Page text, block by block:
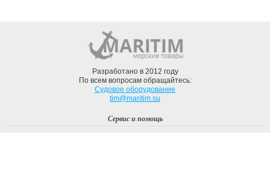
Разработано в 2012 году
По всем вопросам обращайтесь:
Судовое оборудование
tim@maritim.su
Сервис и помощь